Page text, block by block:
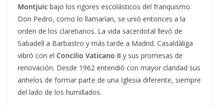
Montjuïc bajo los rigores escolásticos del franquismo.
Don Pedro, como lo llamarían, se unió entonces a la
orden de los claretianos. La vida sacerdotal llevó de
Sabadell a Barbastro y más tarde a Madrid. Casaldàliga
vibró con el Concilio Vaticano II y sus promesas de
renovación. Desde 1962 entendió con mayor claridad sus
anhelos de formar parte de una Iglesia diferente, siempre
del lado de los humillados.